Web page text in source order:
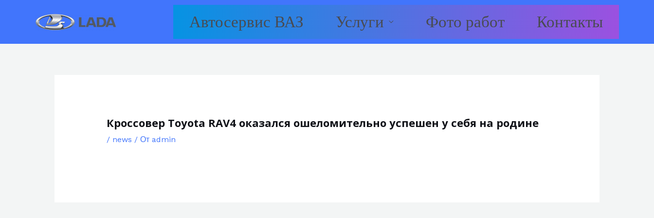
Автосервис ВАЗ Услуги Фото работ Контакты
Кроссовер Toyota RAV4 оказался ошеломительно успешен у себя на родине
/ news / От admin